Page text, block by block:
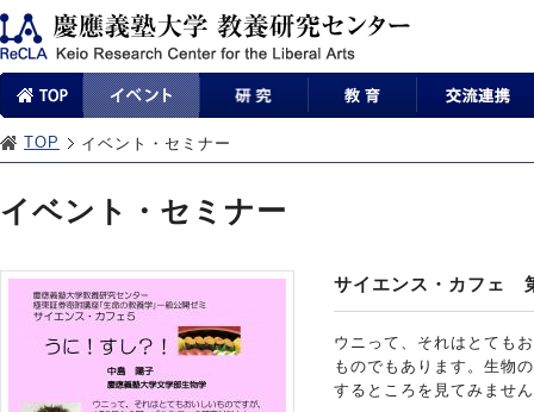
TOP イベント・セミナー
イベント・セミナー
サイエンス・カフェ
ウニって、それはとても
ものでもあります。生物
するところを見てみませ